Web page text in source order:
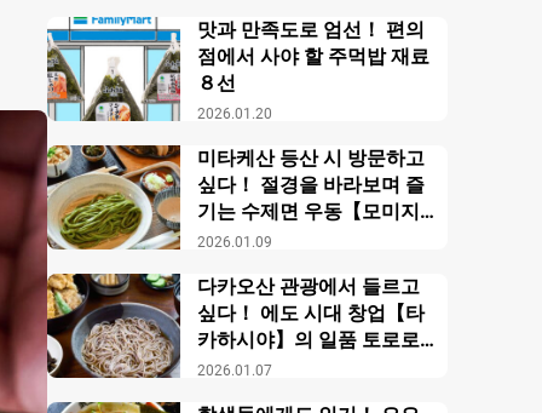
2026.01.20
맛과 만족도로 엄선！ 편의
점에서 사야 할 주먹밥 재료
８선
2026.01.09
미타케산 등산 시 방문하고
싶다！ 절경을 바라보며 즐
기는 수제면 우동【모미지
야】
2026.01.07
다카오산 관광에서 들르고
싶다！ 에도 시대 창업【타
카하시야】의 일품 토로로
소바